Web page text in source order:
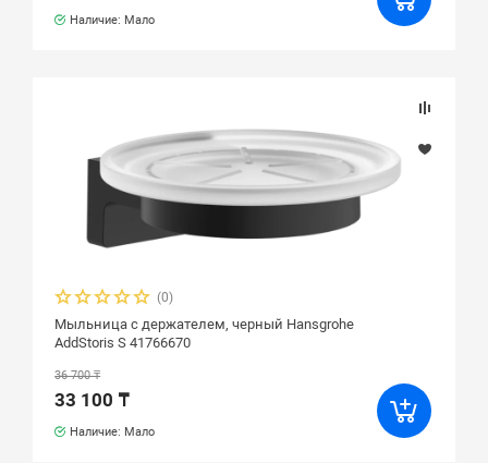
Наличие: Мало
(0)
Мыльница с держателем, черный Hansgrohe
AddStoris S 41766670
36 700 ₸
33 100 ₸
Наличие: Мало